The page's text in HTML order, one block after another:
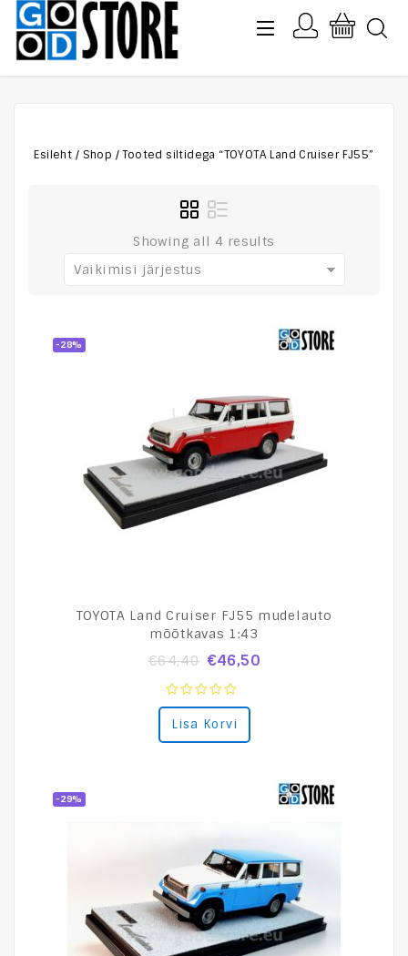
Esileht / Shop /Tooted siltidega “TOYOTA Land Cruiser FJ55”
Showing all 4 results
Vaikimisi järjestus
-28%
TOYOTA Land Cruiser FJ55 mudelauto
mõõtkavas 1:43
€64,40 €46,50
0
out
of
Lisa Korvi
-29%